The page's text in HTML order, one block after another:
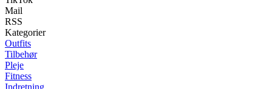
Mail
RSS
Kategorier
Outfits
Tilbehør
Pleje
Fitness
Indretning